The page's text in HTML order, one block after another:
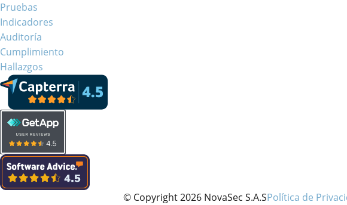
Pruebas
Indicadores
Auditoría
Cumplimiento
Hallazgos
© Copyright 2026 NovaSec S.A.SPolítica de